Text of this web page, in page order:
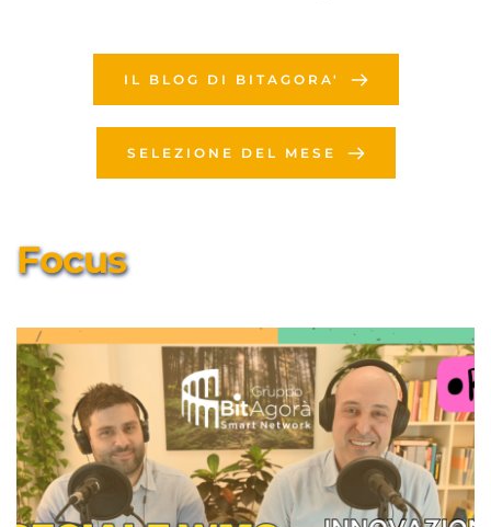
IL BLOG DI BITAGORA'
SELEZIONE DEL MESE
Focus